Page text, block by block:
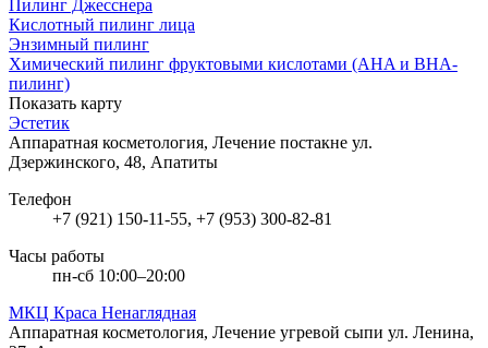
Пилинг Джесснера
Кислотный пилинг лица
Энзимный пилинг
Химический пилинг фруктовыми кислотами (AHA и BHA-
пилинг)
Показать карту
Эстетик
Аппаратная косметология, Лечение постакне ул.
Дзержинского, 48, Апатиты
Телефон
+7 (921) 150-11-55, +7 (953) 300-82-81
Часы работы
пн-сб 10:00–20:00
МКЦ Краса Ненаглядная
Аппаратная косметология, Лечение угревой сыпи ул. Ленина,